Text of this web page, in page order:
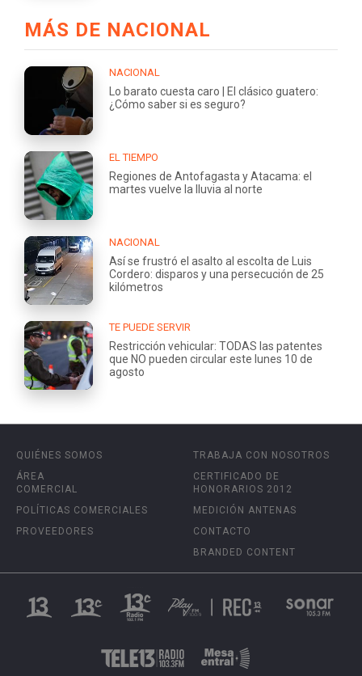
MÁS DE NACIONAL
NACIONAL
Lo barato cuesta caro | El clásico guatero:
¿Cómo saber si es seguro?
EL TIEMPO
Regiones de Antofagasta y Atacama: el
martes vuelve la lluvia al norte
NACIONAL
Así se frustró el asalto al escolta de Luis
Cordero: disparos y una persecución de 25
kilómetros
TE PUEDE SERVIR
Restricción vehicular: TODAS las patentes
que NO pueden circular este lunes 10 de
agosto
QUIÉNES SOMOS
ÁREA
COMERCIAL
POLÍTICAS COMERCIALES
PROVEEDORES
TRABAJA CON NOSOTROS
CERTIFICADO DE
HONORARIOS 2012
MEDICIÓN ANTENAS
CONTACTO
BRANDED CONTENT